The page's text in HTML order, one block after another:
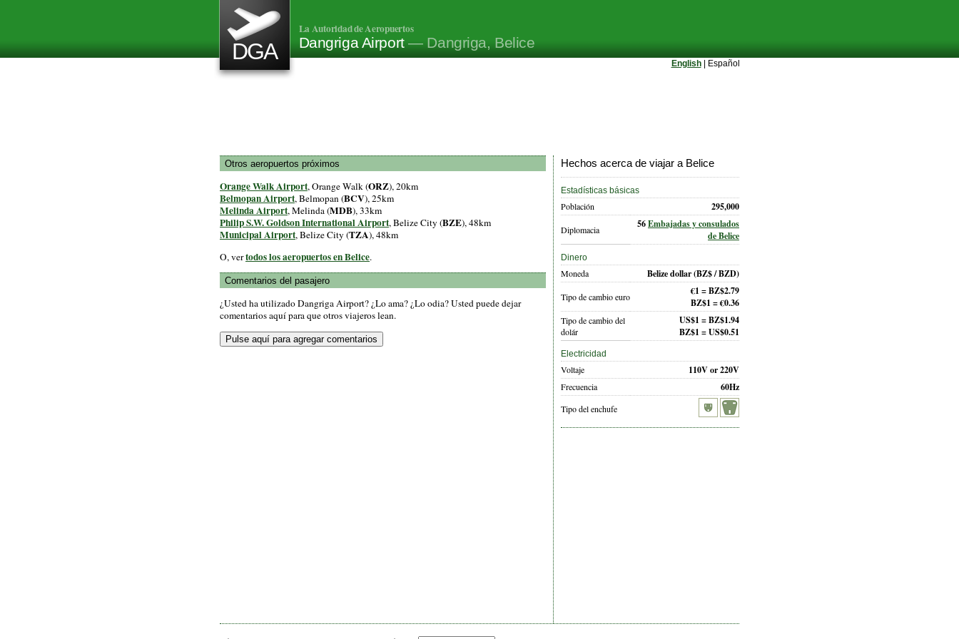
DGA
La Autoridad de Aeropuertos
Dangriga Airport— Dangriga, Belice
English| Español
Otros aeropuertos próximos
Orange Walk Airport, Orange Walk (ORZ), 20km
Belmopan Airport, Belmopan (BCV), 25km
Melinda Airport, Melinda (MDB), 33km
Philip S.W. Goldson International Airport, Belize City (BZE), 48km
Municipal Airport, Belize City (TZA), 48km
O, vertodos los aeropuertos en Belice.
Comentarios del pasajero
¿Usted ha utilizado Dangriga Airport? ¿Lo ama? ¿Lo odia? Usted puede dejar
comentarios aquí para que otros viajeros lean.
Hechos acerca de viajar a Belice
Estadísticas básicas
Población 295,000
Diplomacia 56Embajadas y consulados
de Belice
Dinero
Moneda Belize dollar(BZ$ / BZD)
Tipo de cambio euro
€1 = BZ$2.79
BZ$1 = €0.36
Tipo de cambio del
dolár
US$1 = BZ$1.94
BZ$1 = US$0.51
Electricidad
Voltaje 110V or 220V
Frecuencia 60Hz
Tipo del enchufe